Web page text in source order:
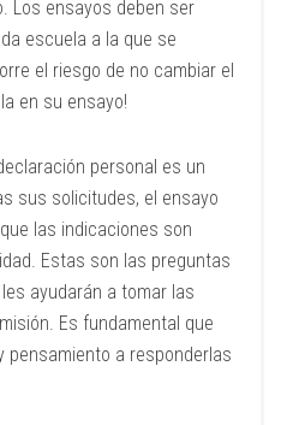
Los ensayos deben ser
escuela a la que se
el riesgo de no cambiar el
en su ensayo!
personal es un
sus solicitudes, el ensayo
las indicaciones son
Estas son las preguntas
ayudarán a tomar las
Es fundamental que
pensamiento a responderlas